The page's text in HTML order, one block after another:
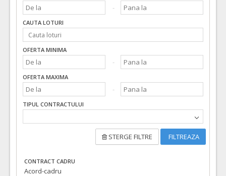
CAUTA LOTURI
OFERTA MINIMA
OFERTA MAXIMA
TIPUL CONTRACTULUI
STERGE FILTRE FILTREAZA
CONTRACT CADRU
Acord-cadru